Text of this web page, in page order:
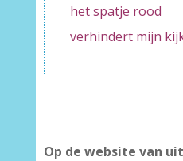
het spatje rood
verhindert mijn
Op de website van